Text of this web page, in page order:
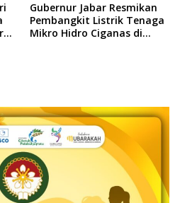
Gubernur Jabar Resmikan
Pembangkit Listrik Tenaga
Mikro Hidro Ciganas di